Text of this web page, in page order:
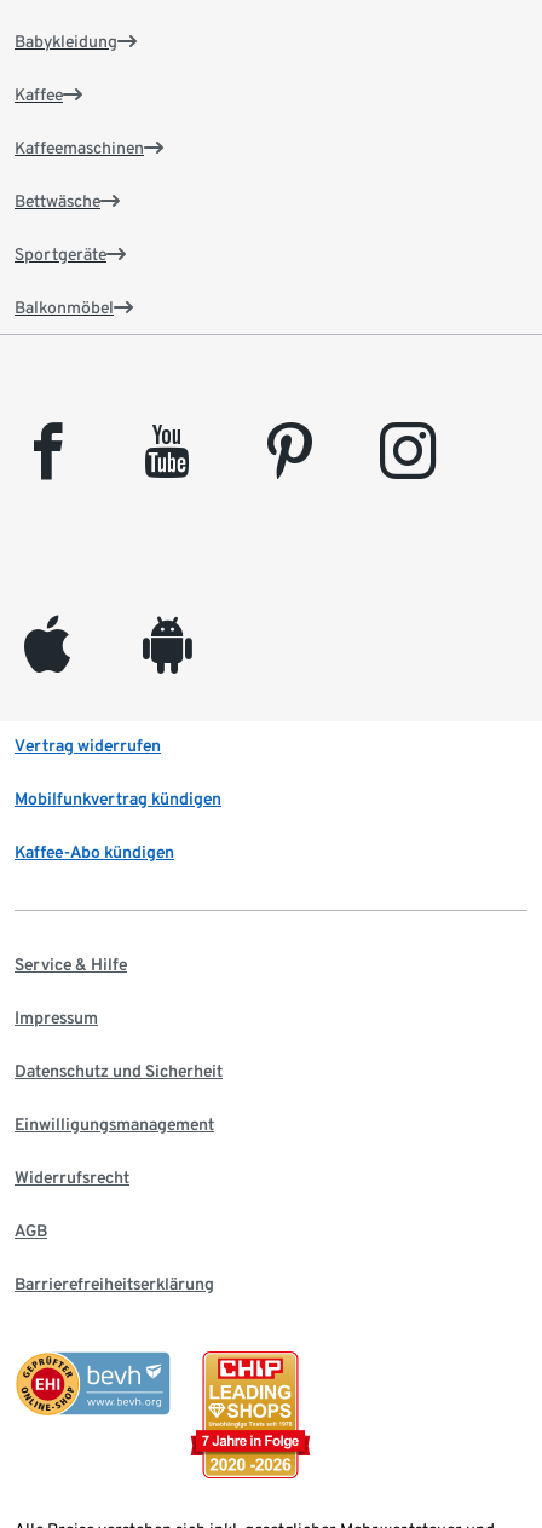
Babykleidung
Kaffee
Kaffeemaschinen
Bettwäsche
Sportgeräte
Balkonmöbel
facebook youtube pinterest instagram
appleinc android
Vertrag widerrufen
Mobilfunkvertrag kündigen
Kaffee-Abo kündigen
Service & Hilfe
Impressum
Datenschutz und Sicherheit
Einwilligungsmanagement
Widerrufsrecht
AGB
Barrierefreiheitserklärung